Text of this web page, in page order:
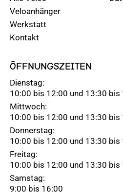
Veloanhänger
Werkstatt
Kontakt
ÖFFNUNGSZEITEN
Dienstag:
10:00 bis 12:00 und 13:30 bis
Mittwoch:
10:00 bis 12:00 und 13:30 bis
Donnerstag:
10:00 bis 12:00 und 13:30 bis
Freitag:
10:00 bis 12:00 und 13:30 bis
Samstag:
9:00 bis 16:00